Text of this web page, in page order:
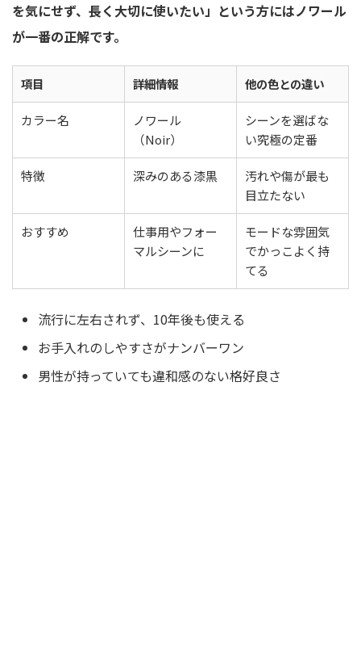
を気にせず、長く大切に使いたい」という方にはノワール
が一番の正解です。
項目 詳細情報 他の色との違い
カラー名
ノワール
（Noir）
シーンを選ばな
い究極の定番
特徴 深みのある漆黒
汚れや傷が最も
目立たない
おすすめ
仕事用やフォー
マルシーンに
モードな雰囲気
でかっこよく持
てる
流行に左右されず、10年後も使える
お手入れのしやすさがナンバーワン
男性が持っていても違和感のない格好良さ